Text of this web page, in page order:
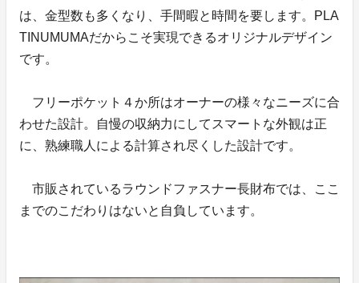
は、金型数も多くなり、手間暇と時間を要します。PLA
TINUMUMAだからこそ実現できるオリジナルデザイン
です。
フリーポケット４か所はオーナーの様々なニーズに合
わせた設計。自慢の収納力にしてスマートな外観は正
に、熟練職人による計算され尽くした設計です。
市販されているラウンドファスナー長財布では、ここ
までのこだわりはないと自負しています。